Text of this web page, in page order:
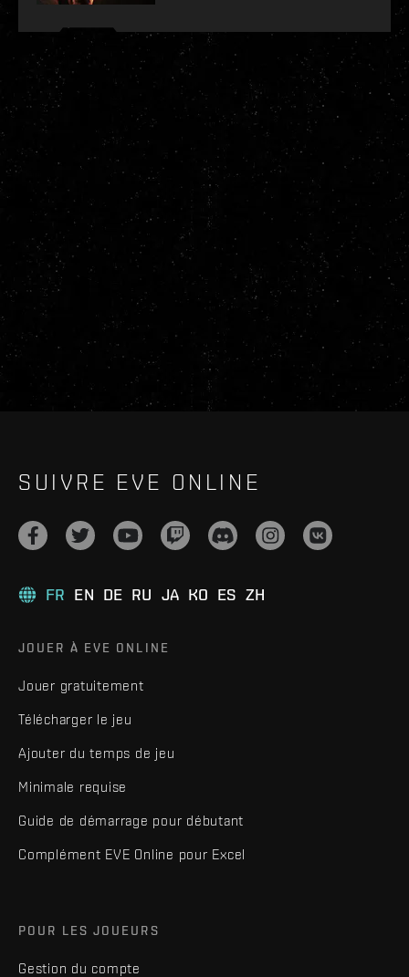
SUIVRE EVE ONLINE
FR EN DE RU JA KO ES ZH
JOUER À EVE ONLINE
Jouer gratuitement
Télécharger le jeu
Ajouter du temps de jeu
Minimale requise
Guide de démarrage pour débutant
Complément EVE Online pour Excel
POUR LES JOUEURS
Gestion du compte